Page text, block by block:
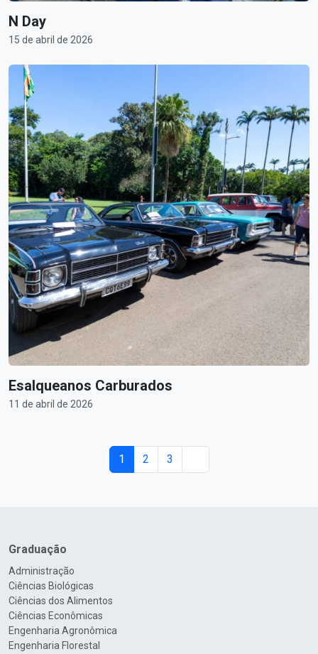
N Day
15 de abril de 2026
Esalqueanos Carburados
11 de abril de 2026
1 2 3
Graduação
Administração
Ciências Biológicas
Ciências dos Alimentos
Ciências Econômicas
Engenharia Agronômica
Engenharia Florestal